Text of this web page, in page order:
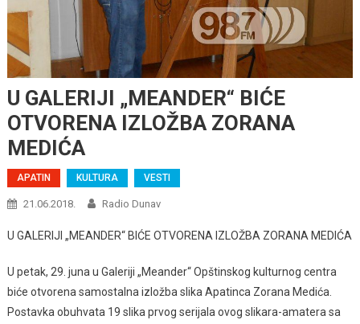
U GALERIJI „MEANDER“ BIĆE
OTVORENA IZLOŽBA ZORANA
MEDIĆA
APATIN KULTURA VESTI
21.06.2018. Radio Dunav
U GALERIJI „MEANDER“ BIĆE OTVORENA IZLOŽBA ZORANA MEDIĆA
U petak, 29. juna u Galeriji „Meander“ Opštinskog kulturnog centra
biće otvorena samostalna izložba slika Apatinca Zorana Medića.
Postavka obuhvata 19 slika prvog serijala ovog slikara-amatera sa